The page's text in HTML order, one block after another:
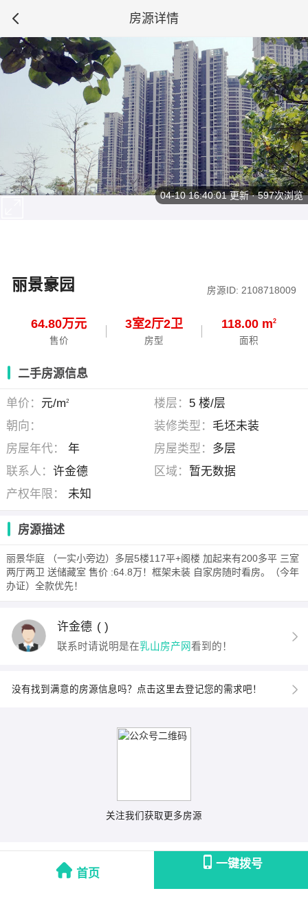
房源详情
丽景豪园 房源ID: 2108718009
64.80万元
售价
3室2厅2卫
房型
118.00 m2
面积
首页
一键拨号
04-10 16:40:01更新 · 597次浏览
二手房源信息
单价： 元/m2 楼层： 5 楼/层
朝向：
装修类型： 毛坯未装
房屋年代：
年 房屋类型： 多层
联系人：许金德 区域： 暂无数据
产权年限：
未知
房源描述
丽景华庭 （一实小旁边）多层5楼117平+阁楼 加起来有200多平 三室
两厅两卫 送储藏室 售价 :64.8万！框架未装 自家房随时看房。（今年
办证）全款优先！
许金德 ( )
联系时请说明是在乳山房产网看到的！
没有找到满意的房源信息吗？点击这里去登记您的需求吧！
关注我们获取更多房源